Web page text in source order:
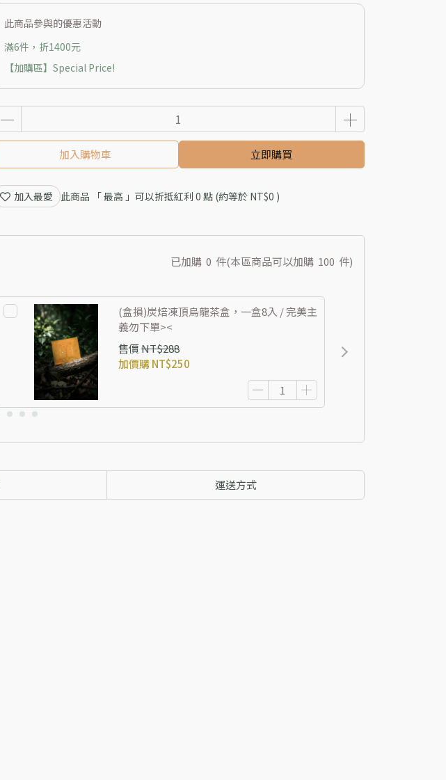
此商品參與的優惠活動
滿6件，折1400元
【加購區】Special Price!
加入購物車 立即購買
加入最愛 此商品 「 最高 」可以折抵紅利 0 點 (約等於 NT$0 )
已加購 0 件(本區商品可以加購 100 件)
(盒損)炭焙凍頂烏龍茶盒，一盒8入 / 完美主
義勿下單><
售價NT$288
加價購NT$250
運送方式